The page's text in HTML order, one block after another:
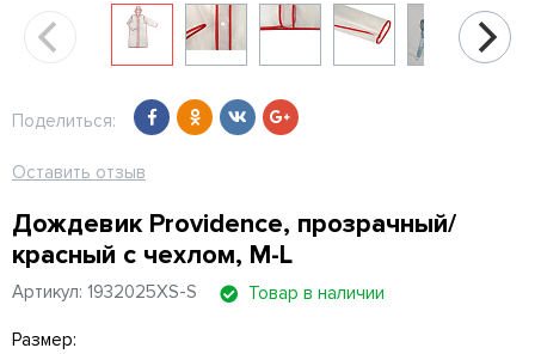
Поделиться:
Оставить отзыв
Дождевик Providence, прозрачный/
красный с чехлом, M-L
Артикул: 1932025XS-S Товар в наличии
Размер: